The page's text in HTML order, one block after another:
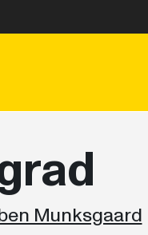
Munksgaard